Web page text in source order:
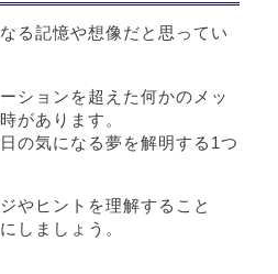
る記憶や想像だと思ってい
ションを超えた何かのメッ
があります。
の気になる夢を解明する1つ
やヒントを理解すること
しましょう。